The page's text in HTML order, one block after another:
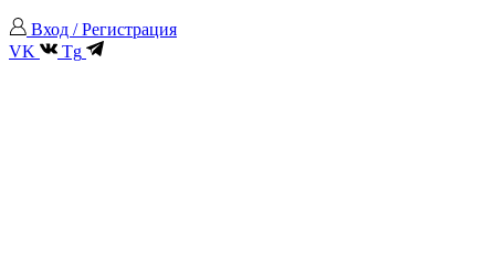
Вход / Регистрация
VK
Tg